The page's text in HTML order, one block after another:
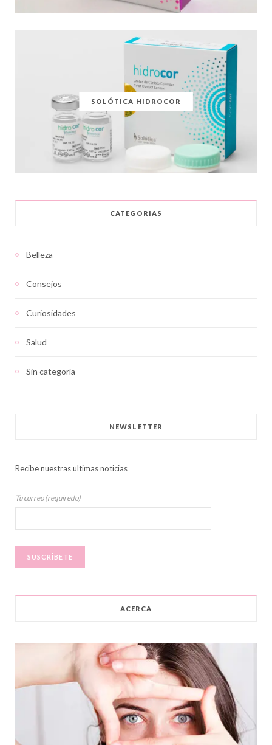
SOLÓTICA HIDROCOR
CATEGORÍAS
Belleza
Consejos
Curiosidades
Salud
Sin categoría
NEWSLETTER
Recibe nuestras ultimas noticias
Tu correo (requiredo)
ACERCA